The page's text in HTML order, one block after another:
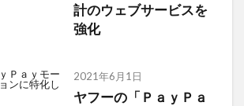
計のウェブサービスを
強化
2021年6月1日
ヤフーの「ＰａｙＰａ